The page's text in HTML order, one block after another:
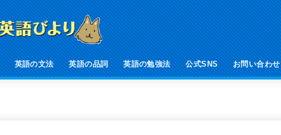
英語の文法 英語の品詞 英語の勉強法 公式SNS お問い合わせ